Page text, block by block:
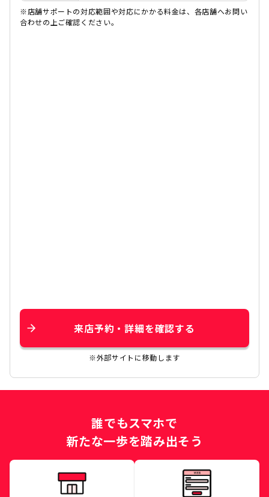
※店舗サポートの対応範囲や対応にかかる料金は、各店舗へお問い
合わせの上ご確認ください。
来店予約・詳細を確認する
※外部サイトに移動します
誰でもスマホで
新たな一歩を踏み出そう